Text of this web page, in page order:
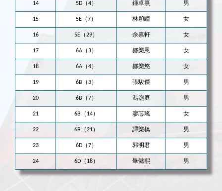
14 5D（4） 鍾卓熹 男
15 5E（7） 林穎瞳 女
16 5E（29） 余嘉軒 女
17 6A（3） 鄒樂恩 女
18 6A（4） 鄒樂悠 女
19 6B（3） 張駿傑 男
20 6B（7） 馮煦庭 男
21 6B（14） 廖芯瑤 女
22 6B（21） 譚樂橋 男
23 6D（7） 郭明君 男
24 6D（18） 畢懿熙 男